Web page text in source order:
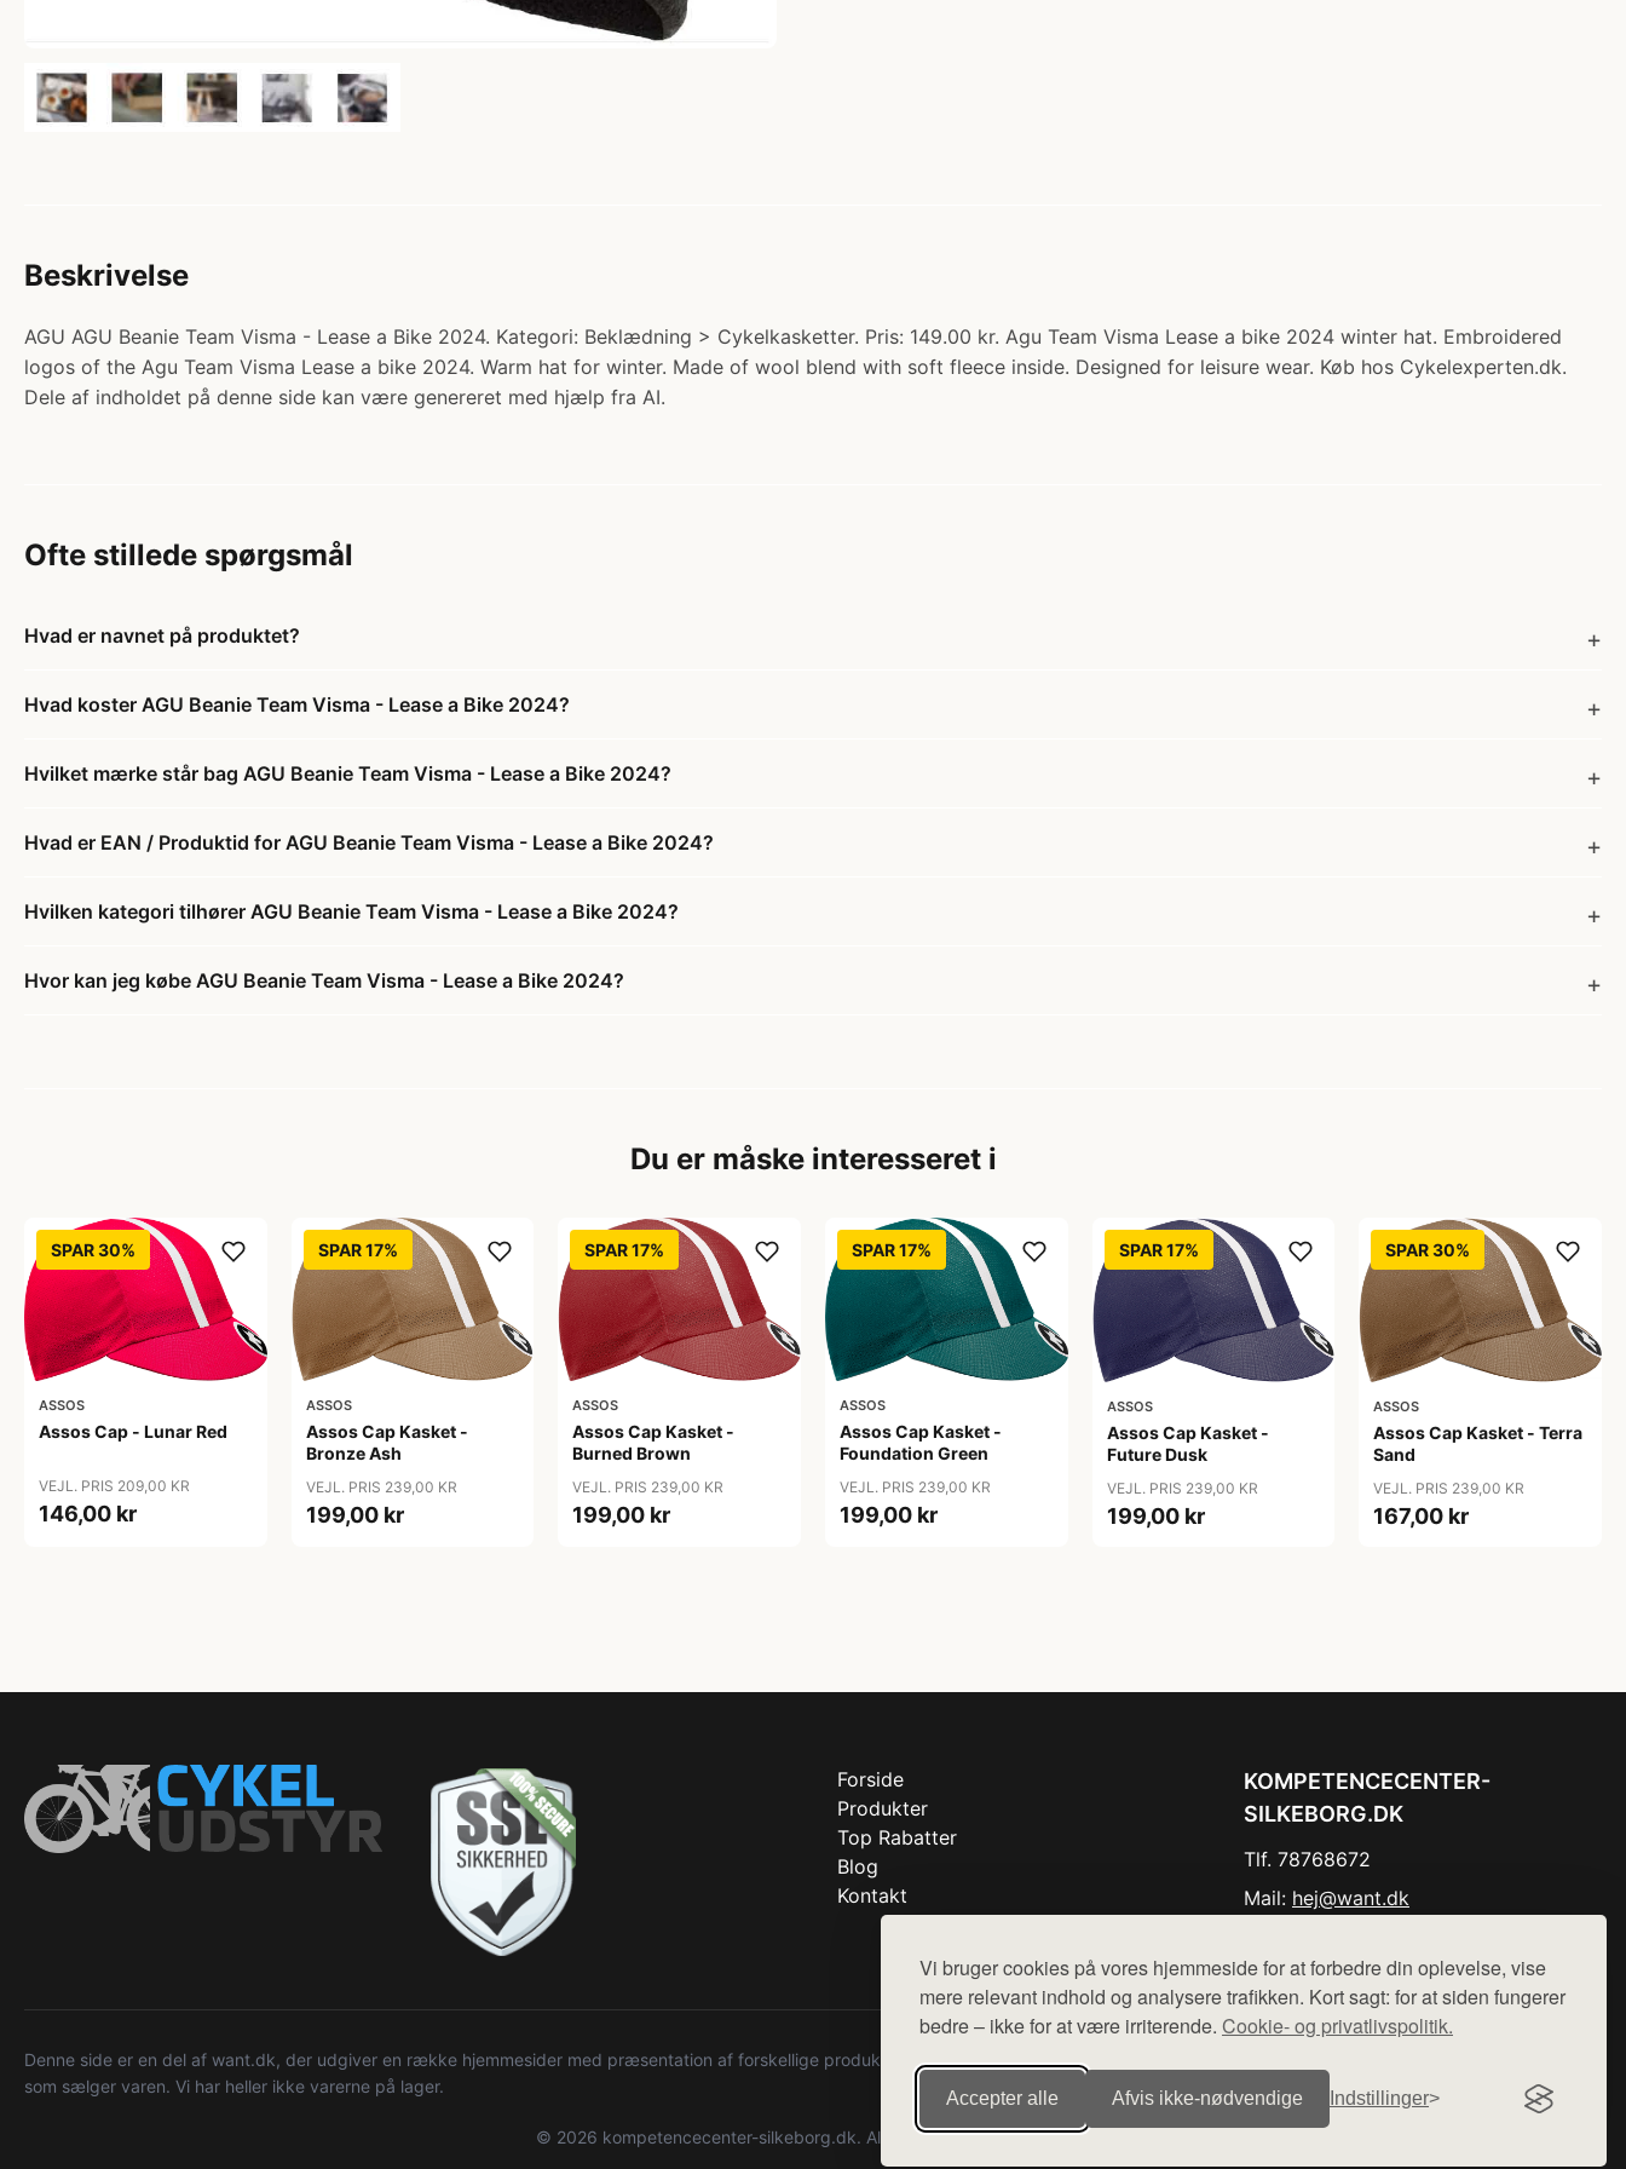
Vi bruger cookies på vores hjemmeside for at forbedre din oplevelse, vise
mere relevant indhold og analysere trafikken. Kort sagt: for at siden fungerer
bedre – ikke for at være irriterende. Cookie- og privatlivspolitik.
Accepter alle Afvis ikke‑nødvendige Indstillinger
Beskrivelse
AGU AGU Beanie Team Visma - Lease a Bike 2024. Kategori: Beklædning > Cykelkasketter. Pris: 149.00 kr. Agu Team Visma Lease a bike 2024 winter hat. Embroidered
logos of the Agu Team Visma Lease a bike 2024. Warm hat for winter. Made of wool blend with soft fleece inside. Designed for leisure wear. Køb hos Cykelexperten.dk.
Dele af indholdet på denne side kan være genereret med hjælp fra AI.
Ofte stillede spørgsmål
Hvad er navnet på produktet?
Hvad koster AGU Beanie Team Visma - Lease a Bike 2024?
Hvilket mærke står bag AGU Beanie Team Visma - Lease a Bike 2024?
Hvad er EAN / Produktid for AGU Beanie Team Visma - Lease a Bike 2024?
Hvilken kategori tilhører AGU Beanie Team Visma - Lease a Bike 2024?
Hvor kan jeg købe AGU Beanie Team Visma - Lease a Bike 2024?
Du er måske interesseret i
SPAR 30%
ASSOS
Assos Cap - Lunar Red
VEJL. PRIS 209,00 KR
146,00 kr
SPAR 17%
ASSOS
Assos Cap Kasket -
Bronze Ash
VEJL. PRIS 239,00 KR
199,00 kr
SPAR 17%
ASSOS
Assos Cap Kasket -
Burned Brown
VEJL. PRIS 239,00 KR
199,00 kr
SPAR 17%
ASSOS
Assos Cap Kasket -
Foundation Green
VEJL. PRIS 239,00 KR
199,00 kr
SPAR 17%
ASSOS
Assos Cap Kasket -
Future Dusk
VEJL. PRIS 239,00 KR
199,00 kr
SPAR 30%
ASSOS
Assos Cap Kasket - Terra
Sand
VEJL. PRIS 239,00 KR
167,00 kr
Forside
Produkter
Top Rabatter
Blog
Kontakt
KOMPETENCECENTER-
SILKEBORG.DK
Tlf. 78768672
Mail: hej@want.dk
Denne side er en del af want.dk, der udgiver en række hjemmesider med præsentation af forskellige produkter fra diverse webshops. Der sælges ikke varer fra denne side - vi henviser til de shops,
som sælger varen. Vi har heller ikke varerne på lager.
© 2026 kompetencecenter-silkeborg.dk. Alle rettigheder forbeholdes.